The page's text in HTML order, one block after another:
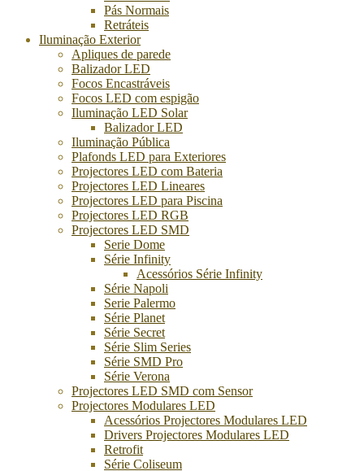
Pás Normais
Retráteis
Iluminação Exterior
Apliques de parede
Balizador LED
Focos Encastráveis
Focos LED com espigão
Iluminação LED Solar
Balizador LED
Iluminação Pública
Plafonds LED para Exteriores
Projectores LED com Bateria
Projectores LED Lineares
Projectores LED para Piscina
Projectores LED RGB
Projectores LED SMD
Serie Dome
Série Infinity
Acessórios Série Infinity
Série Napoli
Serie Palermo
Série Planet
Série Secret
Série Slim Series
Série SMD Pro
Série Verona
Projectores LED SMD com Sensor
Projectores Modulares LED
Acessórios Projectores Modulares LED
Drivers Projectores Modulares LED
Retrofit
Série Coliseum